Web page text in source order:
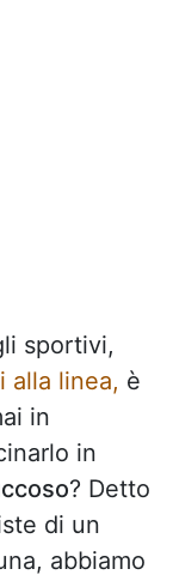
sportivi,
alla linea, è
in
in
? Detto
di un
abbiamo